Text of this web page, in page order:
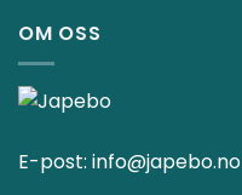
OM OSS
E-post: info@japebo.no